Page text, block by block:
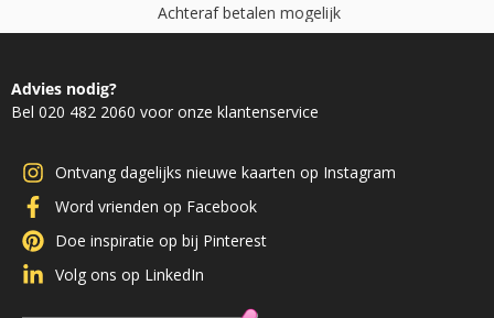
Achteraf betalen mogelijk
Advies nodig?
Bel 020 482 2060 voor onze klantenservice
Ontvang dagelijks nieuwe kaarten op Instagram
Word vrienden op Facebook
Doe inspiratie op bij Pinterest
Volg ons op LinkedIn